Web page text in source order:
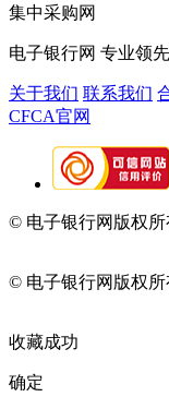
集中采购网
电子银行网 专业领
关于我们 联系我们
CFCA官网
© 电子银行网版权所
© 电子银行网版权所
收藏成功
确定